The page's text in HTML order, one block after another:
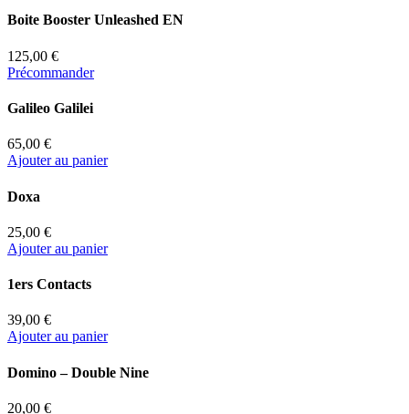
Boite Booster Unleashed EN
125,00 €
Précommander
Galileo Galilei
65,00 €
Ajouter au panier
Doxa
25,00 €
Ajouter au panier
1ers Contacts
39,00 €
Ajouter au panier
Domino – Double Nine
20,00 €